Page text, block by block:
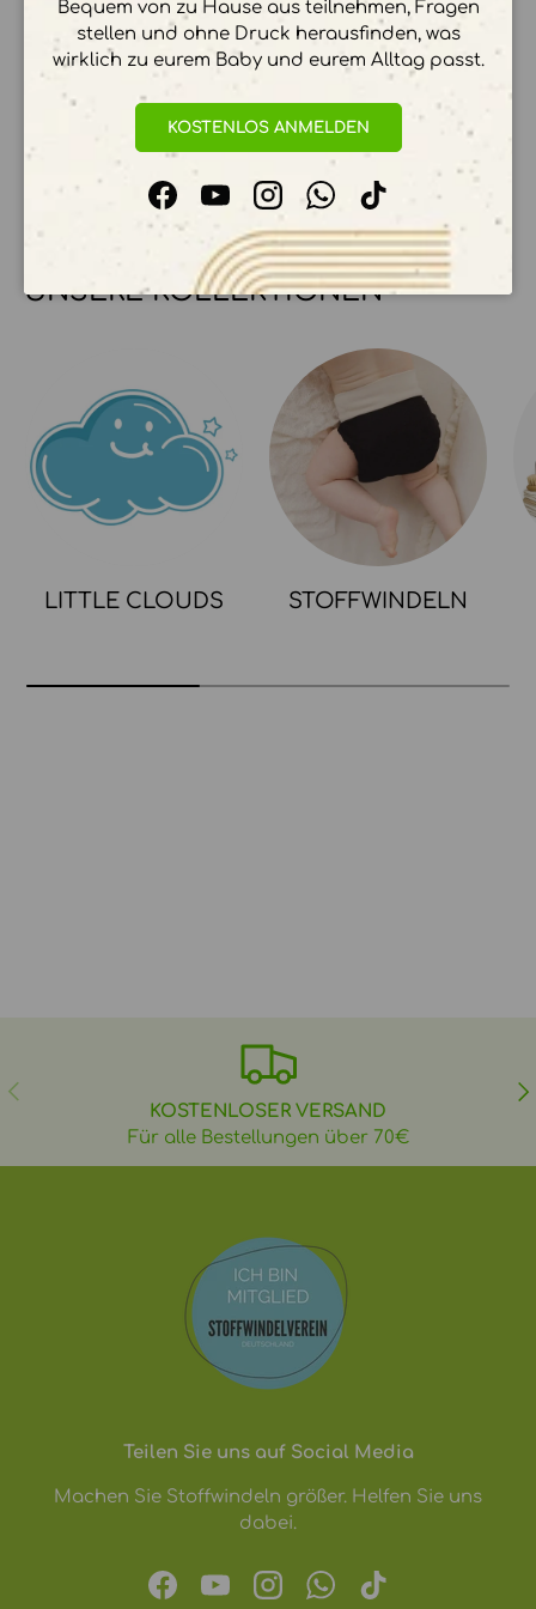
Ihre Zahlungsinformationen werden sicher
verarbeitet. Wir speichern keine
Kreditkartendetails.
UNSERE KOLLEKTIONEN
LITTLE CLOUDS STOFFWINDELN
Bequem von zu Hause aus teilnehmen, Fragen
stellen und ohne Druck herausfinden, was
wirklich zu eurem Baby und eurem Alltag passt.
KOSTENLOS ANMELDEN
FacebookYouTubeInstagramWhatsApp
TikTok
VORHERIGE
KOSTENLOSER VERSAND
Für alle Bestellungen über 70€
Teilen Sie uns auf Social Media
Machen Sie Stoffwindeln größer. Helfen Sie uns
dabei.
FacebookYouTubeInstagramWhatsApp
TikTok